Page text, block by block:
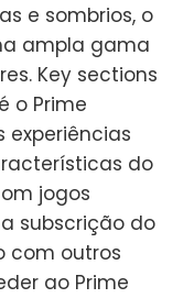
e sombrios, o
ampla gama
Key sections
o Prime
experiências
do
jogos
subscrição do
com outros
ao Prime